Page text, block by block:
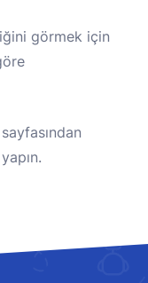
görmek için